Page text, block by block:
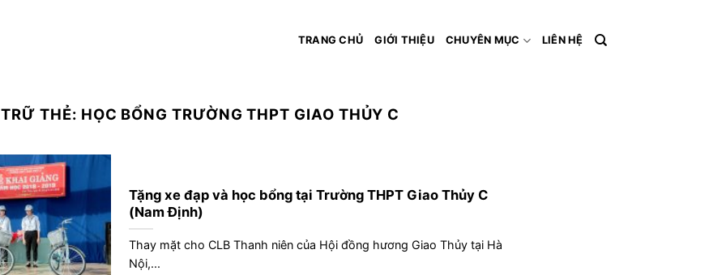
TRANG CHỦ GIỚI THIỆU CHUYÊN MỤC LIÊN HỆ
THẺ: HỌC BỔNG TRƯỜNG THPT GIAO THỦY C
Tặng xe đạp và học bổng tại Trường THPT Giao Thủy C
(Nam Định)
Thay mặt cho CLB Thanh niên của Hội đồng hương Giao Thủy tại Hà
Nội,...